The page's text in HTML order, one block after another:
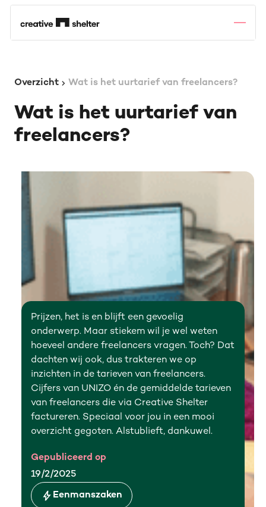
Overzicht Wat is het uurtarief van freelancers?
Wat is het uurtarief van
freelancers?
Prijzen, het is en blijft een gevoelig
onderwerp. Maar stiekem wil je wel weten
hoeveel andere freelancers vragen. Toch? Dat
dachten wij ook, dus trakteren we op
inzichten in de tarieven van freelancers.
Cijfers van UNIZO én de gemiddelde tarieven
van freelancers die via Creative Shelter
factureren. Speciaal voor jou in een mooi
overzicht gegoten. Alstublieft, dankuwel.
Gepubliceerd op
19/2/2025
Eenmanszaken